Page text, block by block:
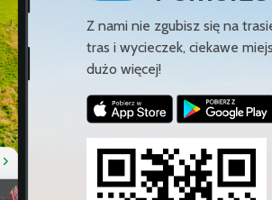
Z nami nie zgubisz się na
tras i wycieczek, ciekawe
dużo więcej!